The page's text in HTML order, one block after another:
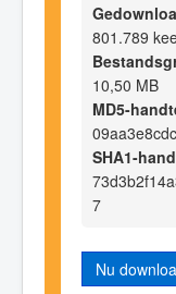
801.789
10,50 MB
MD5-
SHA1-
7
Nu